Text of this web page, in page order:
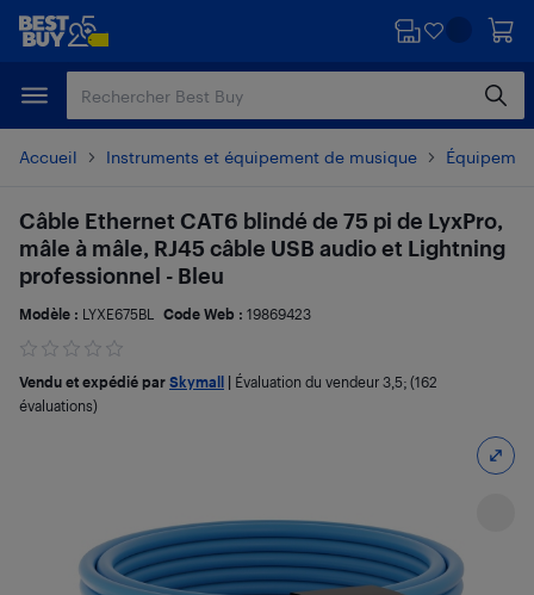
Passer
principal
Passer
Accueil Instruments et équipement de musique
Câble Ethernet CAT6 blindé de 75 pi de LyxPro,
mâle à mâle, RJ45 câble USB audio et Lightning
professionnel - Bleu
Modèle : LYXE675BL Code Web : 19869423
Vendu et expédié par Skymall Évaluation du vendeur 3,5; (162
évaluations)